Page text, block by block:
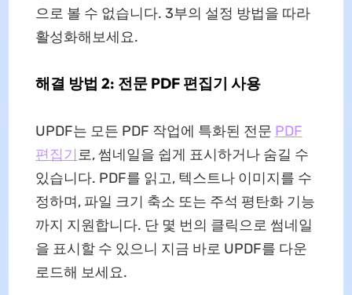
으로 볼 수 없습니다. 3부의 설정 방법을 따라
활성화해보세요.
해결 방법 2: 전문 PDF 편집기 사용
UPDF는 모든 PDF 작업에 특화된 전문 PDF
편집기로, 썸네일을 쉽게 표시하거나 숨길 수
있습니다. PDF를 읽고, 텍스트나 이미지를 수
정하며, 파일 크기 축소 또는 주석 평탄화 기능
까지 지원합니다. 단 몇 번의 클릭으로 썸네일
을 표시할 수 있으니 지금 바로 UPDF를 다운
로드해 보세요.